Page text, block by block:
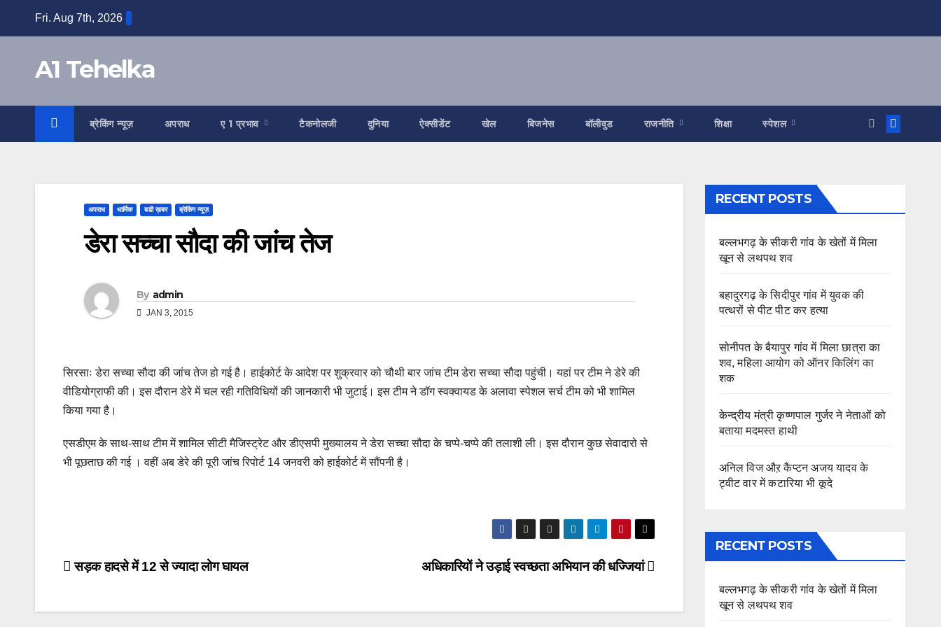
Fri. Aug 7th, 2026
A1 Tehelka
ब्रेकिंग न्यूज़ अपराध ए 1 प्रभाव टैकनोलजी दुनिया ऐक्सीडेंट खेल बिजनेस बॉलीवुड राजनीति शिक्षा स्पेशल
अपराध धार्मिक बडी ख़बर ब्रेकिंग न्यूज़
डेरा सच्चा सौदा की जांच तेज
By admin
JAN 3, 2015
सिरसाः डेरा सच्चा सौदा की जांच तेज हो गई है। हाईकोर्ट के आदेश पर शुक्रवार को चौथी बार जांच टीम डेरा सच्चा सौदा पहुंची। यहां पर टीम ने डेरे की
वीडियोग्राफी की। इस दौरान डेरे में चल रही गतिविधियों की जानकारी भी जुटाई। इस टीम ने डॉग स्वक्वायड के अलावा स्पेशल सर्च टीम को भी शामिल
किया गया है।
एसडीएम के साथ-साथ टीम में शामिल सीटी मैजिस्ट्रेट और डीएसपी मुख्यालय ने डेरा सच्चा सौदा के चप्पे-चप्पे की तलाशी ली। इस दौरान कुछ सेवादारो से
भी पूछताछ की गई । वहीं अब डेरे की पूरी जांच रिपोर्ट 14 जनवरी को हाईकोर्ट में सौंपनी है।
Post
अधिकारियों ने उड़ाई स्वच्छता अभियान की धज्जियां
सड़क हादसे में 12 से ज्यादा लोग घायल
RECENT POSTS
बल्लभगढ़ के सीकरी गांव के खेतों में मिला
खून से लथपथ शव
बहादुरगढ़ के सिदीपुर गांव में युवक की
पत्थरों से पीट पीट कर हत्या
सोनीपत के बैयापुर गांव में मिला छात्रा का
शव, महिला आयोग को ऑनर किलिंग का
शक
केन्द्रीय मंत्री कृष्णपाल गुर्जर ने नेताओं को
बताया मदमस्त हाथी
अनिल विज औऱ कैप्टन अजय यादव के
ट्वीट वार में कटारिया भी कूदे
RECENT POSTS
बल्लभगढ़ के सीकरी गांव के खेतों में मिला
खून से लथपथ शव